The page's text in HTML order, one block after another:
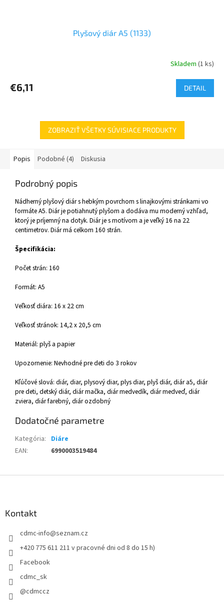
Plyšový diár A5 (1133)
Skladem (1 ks)
€6,11 DETAIL
ZOBRAZIŤ VŠETKY SÚVISIACE PRODUKTY
Popis Podobné (4) Diskusia
Podrobný popis
Nádherný plyšový diár s hebkým povrchom s linajkovými stránkami vo
formáte A5. Diár je potiahnutý plyšom a dodáva mu moderný vzhľad,
ktorý je príjemný na dotyk. Diár je s motívom a je veľký 16 na 22
centimetrov. Diár má celkom 160 strán.
Špecifikácia:
Počet strán: 160
Formát: A5
Veľkosť diára: 16 x 22 cm
Veľkosť stránok: 14,2 x 20,5 cm
Materiál: plyš a papier
Upozornenie: Nevhodné pre deti do 3 rokov
Kľúčové slová: diár, diar, plysový diar, plys diar, plyš diár, diár a5, diár
pre deti, detský diár, diár mačka, diár medvedík, diár medveď, diár
zviera, diár farebný, diár ozdobný
Dodatočné parametre
Kategória: Diáre
EAN: 6990003519484
Kontakt
cdmc-info@seznam.cz
+420 775 611 211 v pracovné dni od 8 do 15 h)
Facebook
cdmc_sk
@cdmccz